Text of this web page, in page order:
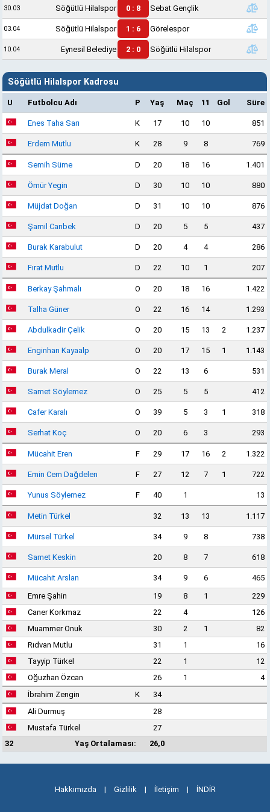
30.03 Söğütlü Hilalspor 0 : 8 Sebat Gençlik
03.04 Söğütlü Hilalspor 1 : 6 Görelespor
10.04 Eynesil Belediye 2 : 0 Söğütlü Hilalspor
Söğütlü Hilalspor Kadrosu
U Futbolcu Adı P Yaş Maç 11 Gol Süre
Enes Taha Sarı K 17 10 10 851
Erdem Mutlu K 28 9 8 769
Semih Süme D 20 18 16 1.401
Ömür Yegin D 30 10 10 880
Müjdat Doğan D 31 10 10 876
Şamil Canbek D 20 5 5 437
Burak Karabulut D 20 4 4 286
Fırat Mutlu D 22 10 1 207
Berkay Şahmalı O 20 18 16 1.422
Talha Güner O 22 16 14 1.293
Abdulkadir Çelik O 20 15 13 2 1.237
Enginhan Kayaalp O 20 17 15 1 1.143
Burak Meral O 22 13 6 531
Samet Söylemez O 25 5 5 412
Cafer Karalı O 39 5 3 1 318
Serhat Koç O 20 6 3 293
Mücahit Eren F 29 17 16 2 1.322
Emin Cem Dağdelen F 27 12 7 1 722
Yunus Söylemez F 40 1 13
Metin Türkel 32 13 13 1.117
Mürsel Türkel 34 9 8 738
Samet Keskin 20 8 7 618
Mücahit Arslan 34 9 6
465
Emre Şahin
19 8 1
229
Caner Korkmaz
22 4
126
Muammer Onuk
30 2 1
82
Rıdvan Mutlu
31 1
16
Tayyip Türkel
22 1
12
Oğuzhan Özcan
26 1
4
İbrahim Zengin
K
34
Ali Durmuş
28
Mustafa Türkel
27
32
Yaş Ortalaması: 26,0
Hakkımızda | Gizlilik | İletişim | İNDİR